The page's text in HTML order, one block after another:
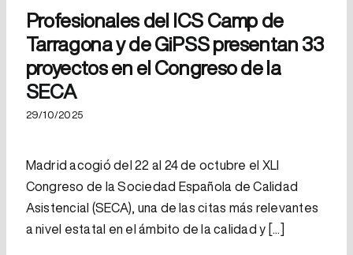
Profesionales del ICS Camp de
Tarragona y de GiPSS presentan 33
proyectos en el Congreso de la
SECA
29/10/2025
Madrid acogió del 22 al 24 de octubre el XLI
Congreso de la Sociedad Española de Calidad
Asistencial (SECA), una de las citas más relevantes
a nivel estatal en el ámbito de la calidad y [...]